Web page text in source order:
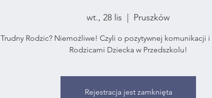
wt., 28 lis
  |
Pruszków
Trudny Rodzic? Niemożliwe! Czyli o pozytywnej komunikacji i
Rodzicami Dziecka w Przedszkolu!
Rejestracja jest zamknięta